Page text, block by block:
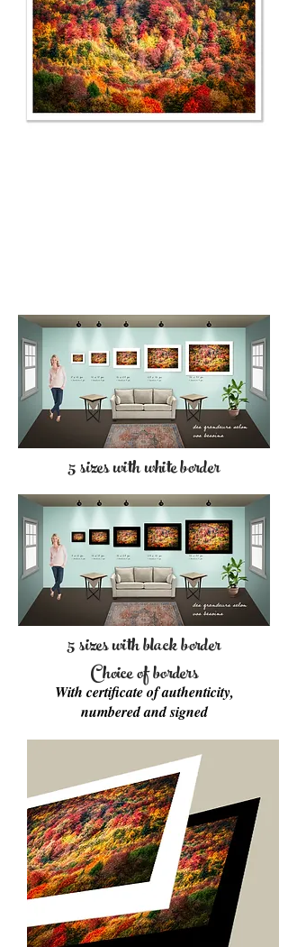
5 sizes with white border
5 sizes with black border
Choice of borders
With certificate of authenticity,
numbered and signed